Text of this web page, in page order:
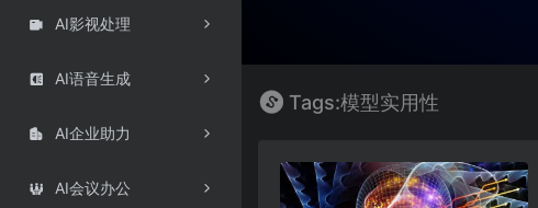
 AI影视处理
 AI语音生成
 AI企业助力
 AI会议办公
Tags:模型实用性